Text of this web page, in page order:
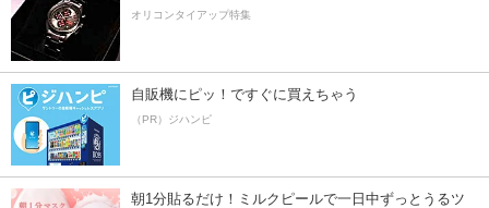
オリコンタイアップ特集
自販機にピッ！ですぐに買えちゃう
（PR）ジハンピ
朝1分貼るだけ！ミルクピールで一日中ずっとうるツ